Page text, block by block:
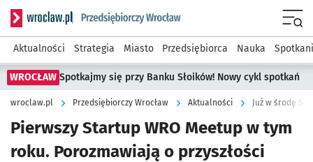
Serwis informacyjny wroclaw.pl podserwis: Strategia
Aktualności Strategia Miasto Przedsiębiorca Nauka
WROCŁAW Spotkajmy się przy Banku Słoików! Nowy cykl spotkań
wroclaw.pl Przedsiębiorczy Wrocław Aktualności Już w środę
Pierwszy Startup WRO Meetup w tym
roku. Porozmawiają o przyszłości